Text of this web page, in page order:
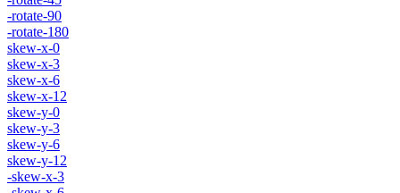
-rotate-90
-rotate-180
skew-x-0
skew-x-3
skew-x-6
skew-x-12
skew-y-0
skew-y-3
skew-y-6
skew-y-12
-skew-x-3